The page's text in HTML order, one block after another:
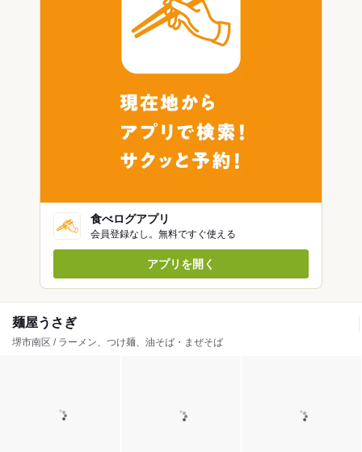
食べログアプリ
会員登録なし。無料ですぐ使える
アプリを開く
麺屋うさぎ
堺市南区 / ラーメン、つけ麺、油そば・まぜそば